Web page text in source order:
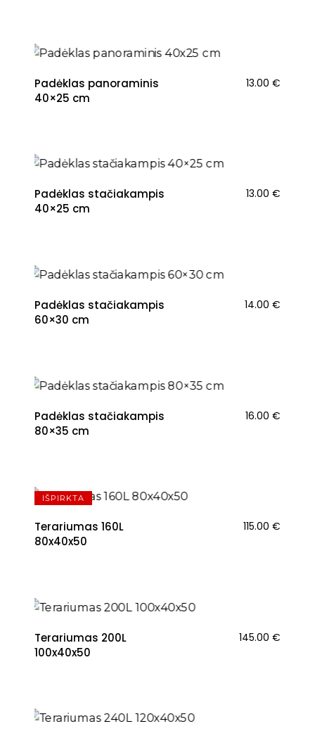
Padėklas panoraminis
40×25 cm
13.00 €
Padėklas stačiakampis
40×25 cm
13.00 €
Padėklas stačiakampis
60×30 cm
14.00 €
Padėklas stačiakampis
80×35 cm
16.00 €
IŠPIRKTA
Terariumas 160L
80x40x50
115.00 €
Terariumas 200L
100x40x50
145.00 €